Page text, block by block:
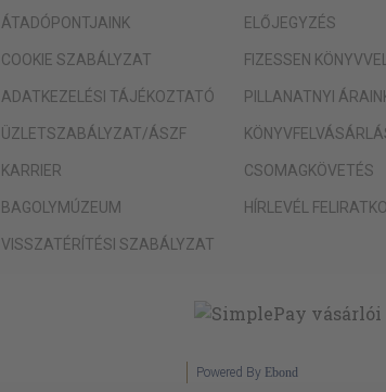
ÁTADÓPONTJAINK
COOKIE SZABÁLYZAT
ADATKEZELÉSI TÁJÉKOZTATÓ
ÜZLETSZABÁLYZAT/ÁSZF
KARRIER
BAGOLYMÚZEUM
VISSZATÉRÍTÉSI SZABÁLYZAT
ELŐJEGYZÉS
FIZESSEN
PILLANATNYI
CSOMAGKÖVETÉS
HÍRLEVÉL
Powered By Ebond